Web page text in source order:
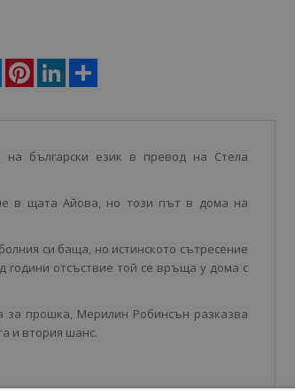
MessengerPinterestLinkedIn
на български език в превод на Стела
в щата Айова, но този път в дома на
си баща, но истинското сътресение
години отсъствие той се връща у дома с
за прошка, Мерилин Робинсън разказва
и втория шанс.